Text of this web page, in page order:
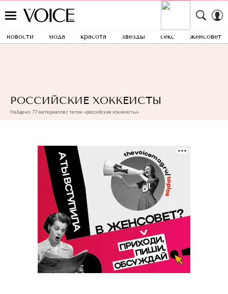
новости мода красота звезды секс женсовет
РОССИЙСКИЕ ХОККЕИСТЫ
Найдено: 77 материалов с тегом «российские хоккеисты»